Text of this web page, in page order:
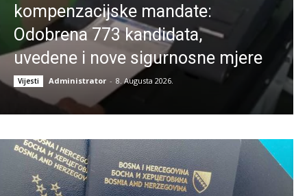
kompenzacijske mandate:
Odobrena 773 kandidata,
uvedene i nove sigurnosne mjere
Vijesti Administrator - 8. Augusta 2026.